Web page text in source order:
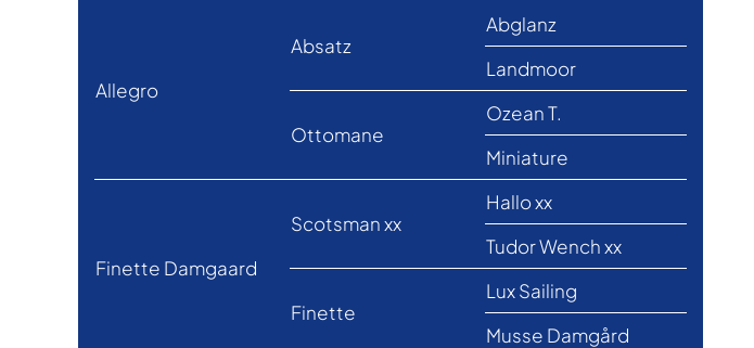
Allegro
Absatz
Abglanz
Landmoor
Ottomane
Ozean T.
Miniature
Finette Damgaard
Scotsman xx
Hallo xx
Tudor Wench xx
Finette
Lux Sailing
Musse Damgård